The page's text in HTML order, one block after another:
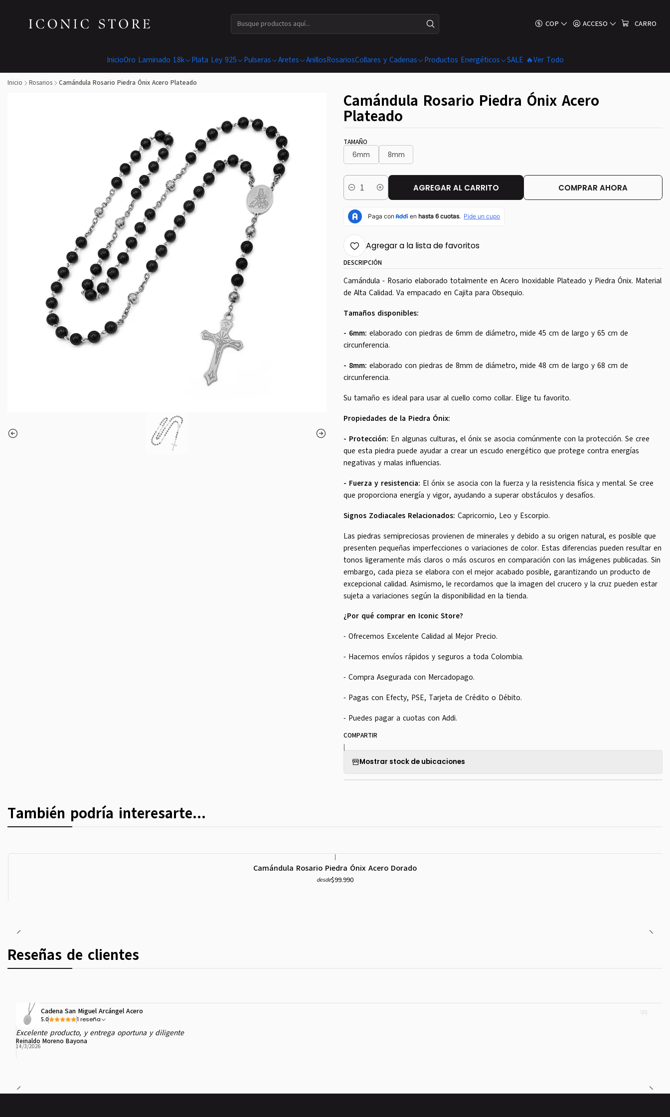
COP ACCESO CARRO
InicioOro Laminado 18k Plata Ley 925 Pulseras Aretes AnillosRosariosCollares y Cadenas Productos Energéticos SALE 🔥Ver Todo
Inicio Rosarios Camándula Rosario Piedra Ónix Acero Plateado
Camándula Rosario Piedra Ónix Acero
Plateado
TAMAÑO
6mm 8mm
Cantidad AGREGAR AL CARRITO COMPRAR AHORA
Agregar a la lista de favoritos
DESCRIPCIÓN
Camándula - Rosario elaborado totalmente en Acero Inoxidable Plateado y Piedra Ónix. Material
de Alta Calidad. Va empacado en Cajita para Obsequio.
Tamaños disponibles:
- 6mm: elaborado con piedras de 6mm de diámetro, mide 45 cm de largo y 65 cm de
circunferencia.
- 8mm: elaborado con piedras de 8mm de diámetro, mide 48 cm de largo y 68 cm de
circunferencia.
Su tamaño es ideal para usar al cuello como collar. Elige tu favorito.
Propiedades de la Piedra Ónix:
- Protección: En algunas culturas, el ónix se asocia comúnmente con la protección. Se cree
que esta piedra puede ayudar a crear un escudo energético que protege contra energías
negativas y malas influencias.
- Fuerza y resistencia: El ónix se asocia con la fuerza y la resistencia física y mental. Se cree
que proporciona energía y vigor, ayudando a superar obstáculos y desafíos.
Signos Zodiacales Relacionados: Capricornio, Leo y Escorpio.
Las piedras semipreciosas provienen de minerales y debido a su origen natural, es posible que
presenten pequeñas imperfecciones o variaciones de color. Estas diferencias pueden resultar en
tonos ligeramente más claros o más oscuros en comparación con las imágenes publicadas. Sin
embargo, cada pieza se elabora con el mejor acabado posible, garantizando un producto de
excepcional calidad. Asimismo, le recordamos que la imagen del crucero y la cruz pueden estar
sujeta a variaciones según la disponibilidad en la tienda.
¿Por qué comprar en Iconic Store?
- Ofrecemos Excelente Calidad al Mejor Precio.
- Hacemos envíos rápidos y seguros a toda Colombia.
- Compra Asegurada con Mercadopago.
- Pagas con Efecty, PSE, Tarjeta de Crédito o Débito.
- Puedes pagar a cuotas con Addi.
COMPARTIR
|
Mostrar stock de ubicaciones
También podría interesarte...
|
Camándula Rosario Piedra Ónix Acero Dorado
desde$99.990
Reseñas de clientes
Cadena San Miguel Arcángel Acero
5.0 1 reseña
Excelente producto, y entrega oportuna y diligente
Reinaldo Moreno Bayona
14/3/2026